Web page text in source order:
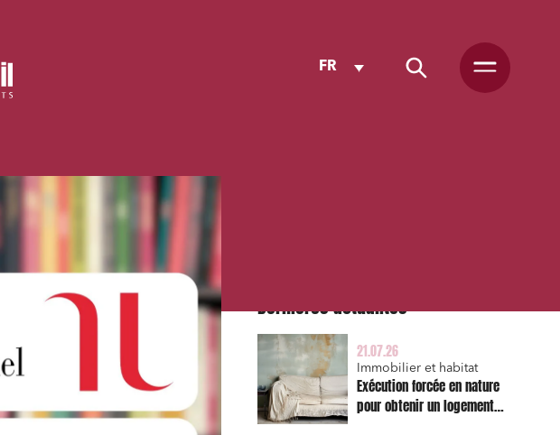
FR
Dernières actualités
21.07.26
Immobilier et habitat
Exécution forcée en nature
pour obtenir un logement